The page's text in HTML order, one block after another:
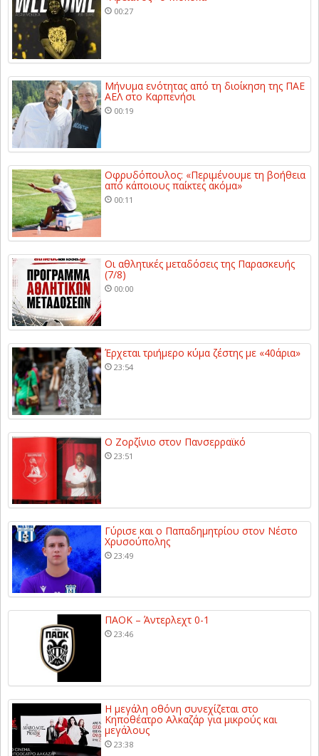
00:27
Μήνυμα ενότητας από τη διοίκηση της ΠΑΕ
ΑΕΛ στο Καρπενήσι
00:19
Οφρυδόπουλος: «Περιμένουμε τη βοήθεια
από κάποιους παίκτες ακόμα»
00:11
Οι αθλητικές μεταδόσεις της Παρασκευής
(7/8)
00:00
Έρχεται τριήμερο κύμα ζέστης με «40άρια»
23:54
Ο Ζορζίνιο στον Πανσερραϊκό
23:51
Γύρισε και ο Παπαδημητρίου στον Νέστο
Χρυσούπολης
23:49
ΠΑΟΚ – Άντερλεχτ 0-1
23:46
Η μεγάλη οθόνη συνεχίζεται στο
Κηποθέατρο Αλκαζάρ για μικρούς και
μεγάλους
23:38